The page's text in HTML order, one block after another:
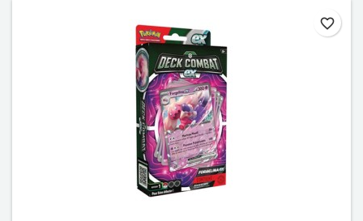
favorite_border